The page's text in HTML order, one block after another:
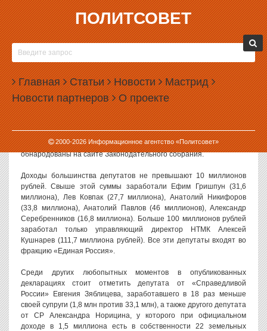
ПОЛИТСОВЕТ
Главная Статьи Новости Мастрид
Новости партнеров О проекте
2000-2026Информационное агентство «Политсовет»
19.07.2016, 10:05
САМЫЙ БОГАТЫЙ СВЕРДЛОВСКИЙ ДЕПУТАТ
ЗАРАБОТАЛ 111 МИЛЛИОНОВ
Депутаты Заксобрания Свердловской области в последний раз
отчитались о своих доходах. Больше всего в прошлом году
заработал единоросс Алексей Кушнарев, чей доход составил 111
миллионов рублей.
Сведения о доходах и имуществе депутатов за прошлый год
обнародованы на сайте Законодательного собрания.
Доходы большинства депутатов не превышают 10 миллионов
рублей. Свыше этой суммы заработали Ефим Гришпун (31,6
миллиона), Лев Ковпак (27,7 миллиона), Анатолий Никифоров
(33,8 миллиона), Анатолий Павлов (46 миллионов), Александр
Серебренников (16,8 миллиона). Больше 100 миллионов рублей
заработал только управляющий директор НТМК Алексей
Кушнарев (111,7 миллиона рублей). Все эти депутаты входят во
фракцию «Единая Россия».
Среди других любопытных моментов в опубликованных
декларациях стоит отметить депутата от «Справедливой
России» Евгения Зяблицева, заработавшего в 18 раз меньше
своей супруги (1,8 млн против 33,1 млн), а также другого депутата
от СР Александра Норицина, у которого при официальном
доходе в 1,5 миллиона есть в собственности 22 земельных